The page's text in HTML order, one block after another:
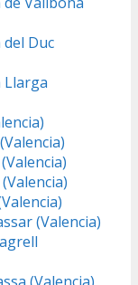
del Duc
Llarga
(Valencia)